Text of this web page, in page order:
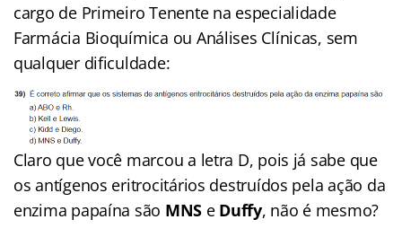
cargo de Primeiro Tenente na especialidade
Farmácia Bioquímica ou Análises Clínicas, sem
qualquer dificuldade:
Claro que você marcou a letra D, pois já sabe que
os antígenos eritrocitários destruídos pela ação da
enzima papaína são MNS e Duffy, não é mesmo?